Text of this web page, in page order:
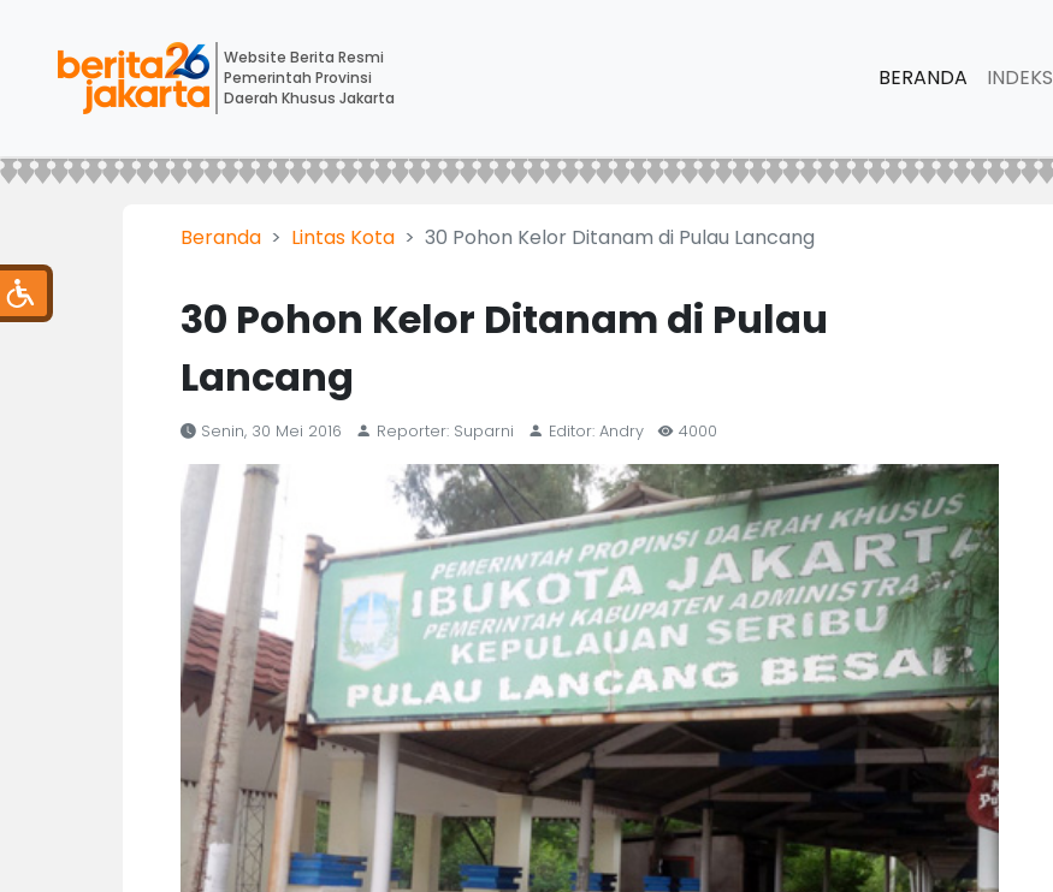
Website Berita Resmi
Pemerintah Provinsi
Daerah Khusus Jakarta
BERANDA INDEKS
Beranda Lintas Kota 30 Pohon Kelor Ditanam di Pulau Lancang
30 Pohon Kelor Ditanam di Pulau
Lancang
Senin, 30 Mei 2016 Reporter: Suparni Editor: Andry 4000